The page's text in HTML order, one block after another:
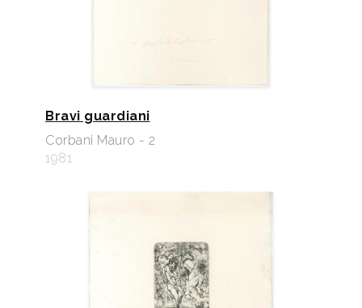
Bravi guardiani
Corbani Mauro - 2
1981